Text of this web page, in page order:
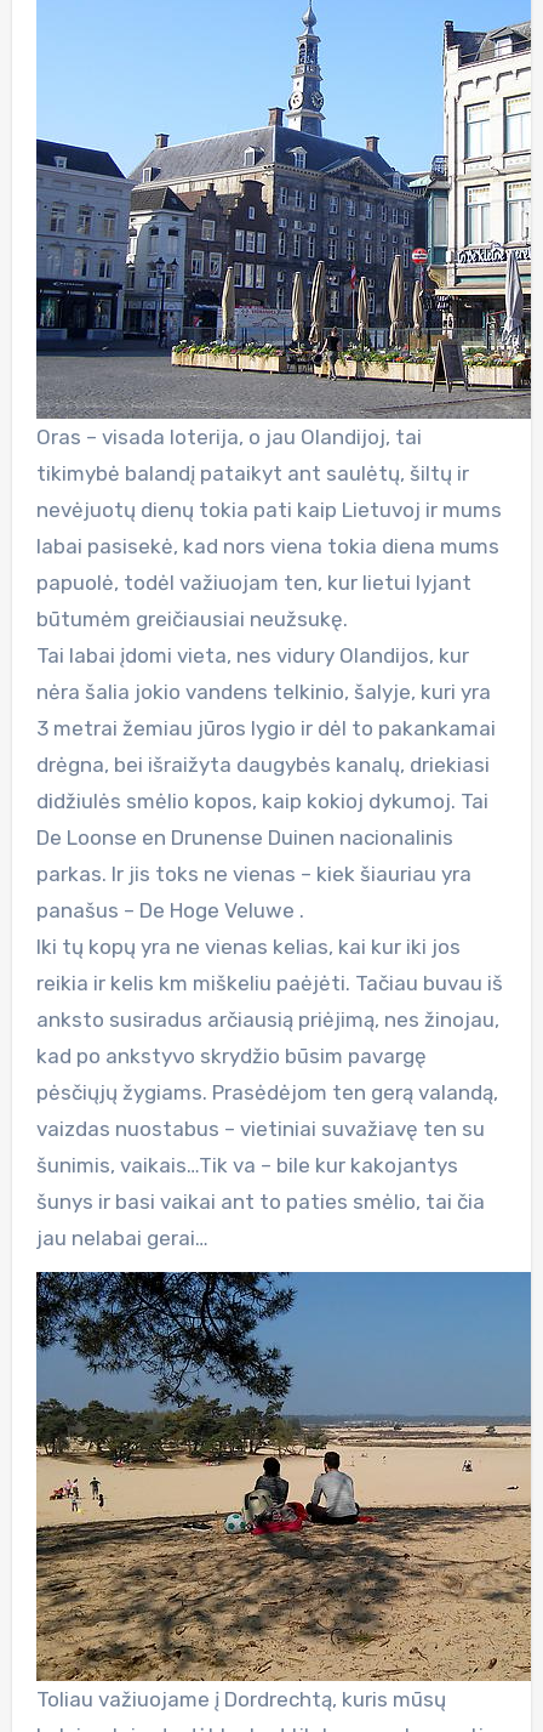
Oras – visada loterija, o jau Olandijoj, tai
tikimybė balandį pataikyt ant saulėtų, šiltų ir
nevėjuotų dienų tokia pati kaip Lietuvoj ir mums
labai pasisekė, kad nors viena tokia diena mums
papuolė, todėl važiuojam ten, kur lietui lyjant
būtumėm greičiausiai neužsukę.
Tai labai įdomi vieta, nes vidury Olandijos, kur
nėra šalia jokio vandens telkinio, šalyje, kuri yra
3 metrai žemiau jūros lygio ir dėl to pakankamai
drėgna, bei išraižyta daugybės kanalų, driekiasi
didžiulės smėlio kopos, kaip kokioj dykumoj. Tai
De Loonse en Drunense Duinen nacionalinis
parkas. Ir jis toks ne vienas – kiek šiauriau yra
panašus – De Hoge Veluwe .
Iki tų kopų yra ne vienas kelias, kai kur iki jos
reikia ir kelis km miškeliu paėjėti. Tačiau buvau iš
anksto susiradus arčiausią priėjimą, nes žinojau,
kad po ankstyvo skrydžio būsim pavargę
pėsčiųjų žygiams. Prasėdėjom ten gerą valandą,
vaizdas nuostabus – vietiniai suvažiavę ten su
šunimis, vaikais…Tik va – bile kur kakojantys
šunys ir basi vaikai ant to paties smėlio, tai čia
jau nelabai gerai…
Toliau važiuojame į Dordrechtą, kuris mūsų